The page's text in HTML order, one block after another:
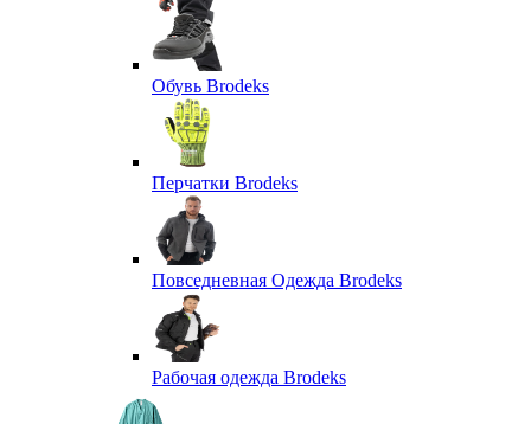
Обувь Brodeks
Перчатки Brodeks
Повседневная Одежда Brodeks
Рабочая одежда Brodeks